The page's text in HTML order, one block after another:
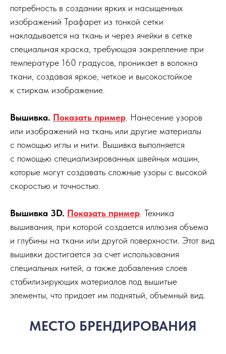
потребность в создании ярких и насыщенных
изображений Трафарет из тонкой сетки
накладывается на ткань и через ячейки в сетке
специальная краска, требующая закрепление при
температуре 160 градусов, проникает в волокна
ткани, создавая яркое, четкое и высокостойкое
к стиркам изображение.
Вышивка. Показать пример . Нанесение узоров
или изображений на ткань или другие материалы
с помощью иглы и нити. Вышивка выполняется
с помощью специализированных швейных машин,
которые могут создавать сложные узоры с высокой
скоростью и точностью.
Вышивка 3D. Показать пример . Техника
вышивания, при которой создается иллюзия объема
и глубины на ткани или другой поверхности. Этот вид
вышивки достигается за счет использования
специальных нитей, а также добавления слоев
стабилизирующих материалов под вышитые
элементы, что придает им поднятый, объемный вид.
МЕСТО БРЕНДИРОВАНИЯ